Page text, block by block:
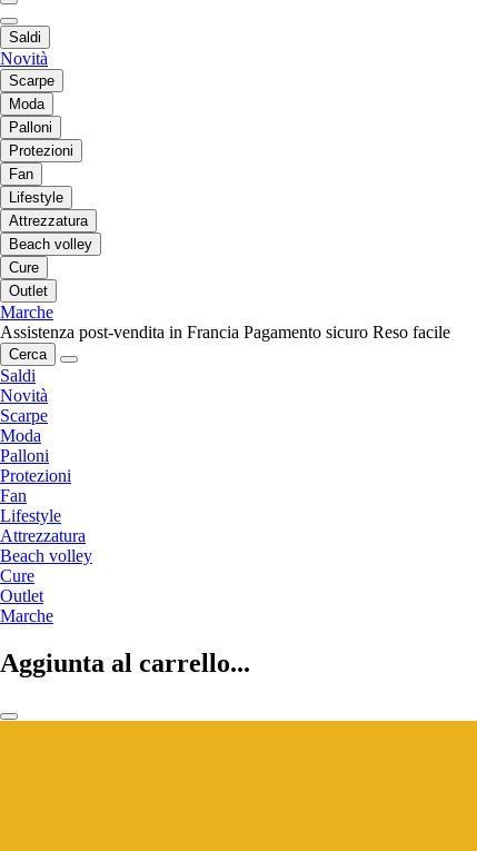
Saldi
Novità
Scarpe
Moda
Palloni
Protezioni
Fan
Lifestyle
Attrezzatura
Beach volley
Cure
Outlet
Marche
Assistenza post-vendita in Francia Pagamento sicuro Reso facile
Cerca
Saldi
Novità
Scarpe
Moda
Palloni
Protezioni
Fan
Lifestyle
Attrezzatura
Beach volley
Cure
Outlet
Marche
Aggiunta al carrello...